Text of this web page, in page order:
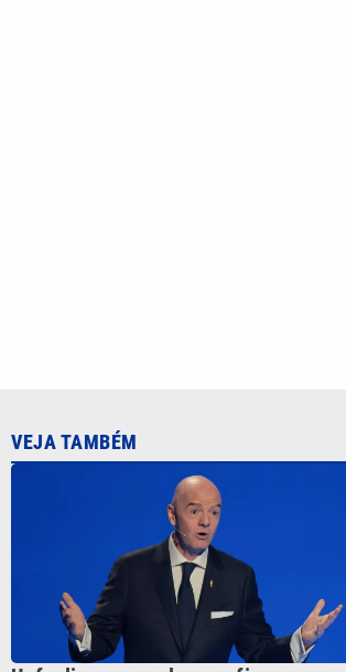
presidente da Fifa e mantém ameaça
de boicote à Copa do Mundo
CATEGORIAS